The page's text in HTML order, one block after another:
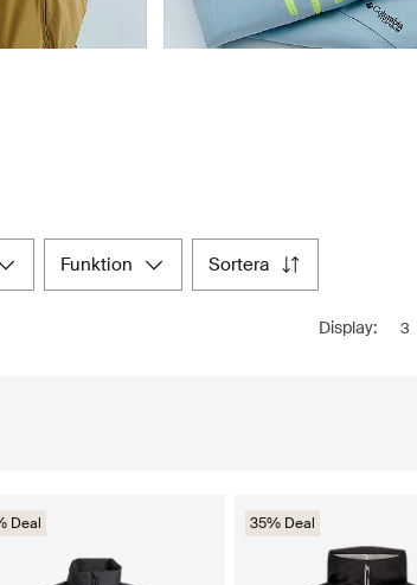
funktion sortera
Display: 3
Deal 35% Deal